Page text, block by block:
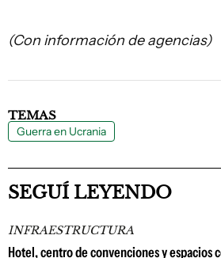
(Con información de agencias)​
TEMAS
Guerra en Ucrania
SEGUÍ LEYENDO
INFRAESTRUCTURA
Hotel, centro de convenciones y espacios